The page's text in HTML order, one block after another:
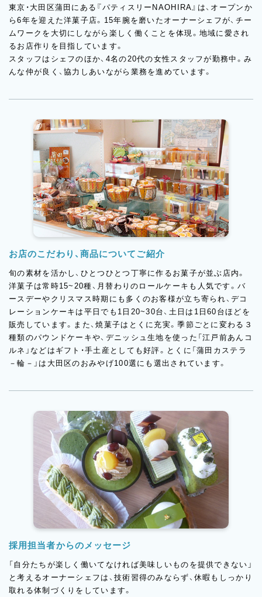
東京・大田区蒲田にある『パティスリーNAOHIRA』は、オープンか
ら6年を迎えた洋菓子店。15年腕を磨いたオーナーシェフが、チー
ムワークを大切にしながら楽しく働くことを体現。地域に愛され
るお店作りを目指しています。
スタッフはシェフのほか、4名の20代の女性スタッフが勤務中。み
んな仲が良く、協力しあいながら業務を進めています。
お店のこだわり、商品についてご紹介
旬の素材を活かし、ひとつひとつ丁寧に作るお菓子が並ぶ店内。
洋菓子は常時15~20種、月替わりのロールケーキも人気です。バ
ースデーやクリスマス時期にも多くのお客様が立ち寄られ、デコ
レーションケーキは平日でも1日20~30台、土日は1日60台ほどを
販売しています。また、焼菓子はとくに充実。季節ごとに変わる３
種類のパウンドケーキや、デニッシュ生地を使った「江戸前あんコ
ルネ」などはギフト・手土産としても好評。とくに「蒲田カステラ
－輪－」は大田区のおみやげ100選にも選出されています。
採用担当者からのメッセージ
「自分たちが楽しく働いてなければ美味しいものを提供できない」
と考えるオーナーシェフは、技術習得のみならず、休暇もしっかり
取れる体制づくりをしています。